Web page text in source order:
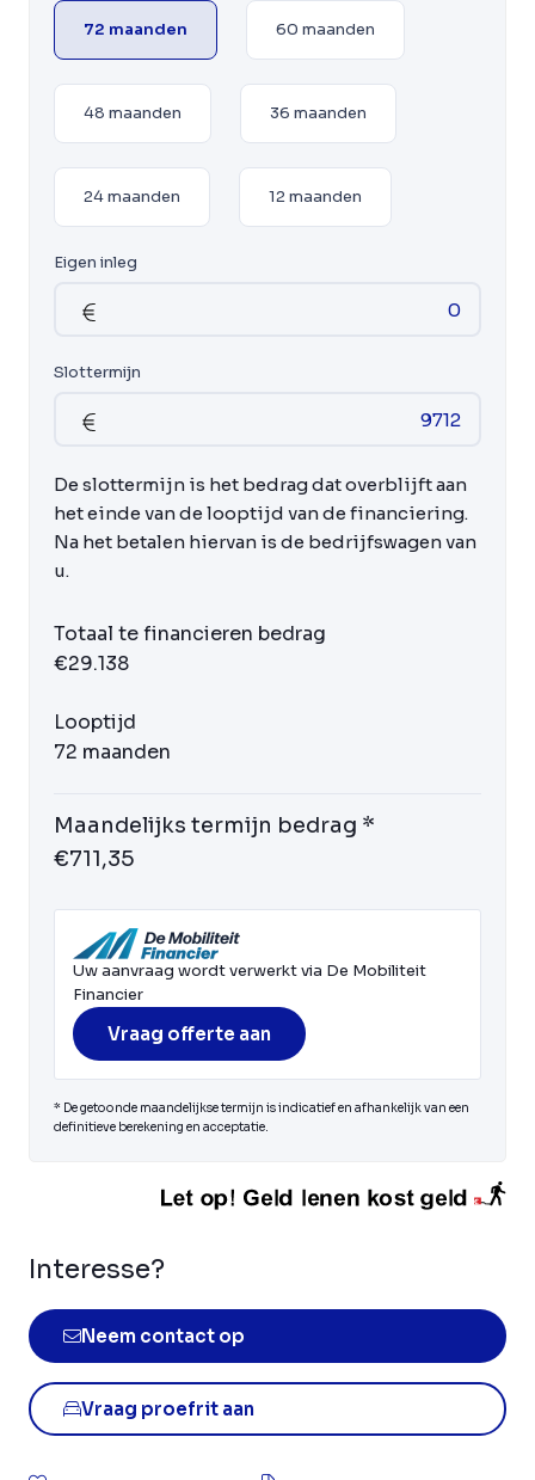
72 maanden 60 maanden
48 maanden 36 maanden
24 maanden 12 maanden
Eigen inleg
Slottermijn
De slottermijn is het bedrag dat overblijft aan
het einde van de looptijd van de financiering.
Na het betalen hiervan is de bedrijfswagen van
u.
Totaal te financieren bedrag
€29.138
Looptijd
72 maanden
Maandelijks termijn bedrag *
€711,35
Uw aanvraag wordt verwerkt via De Mobiliteit
Financier
Vraag offerte aan
* De getoonde maandelijkse termijn is indicatief en afhankelijk van een
definitieve berekening en acceptatie.
Interesse?
Neem contact op
Vraag proefrit aan